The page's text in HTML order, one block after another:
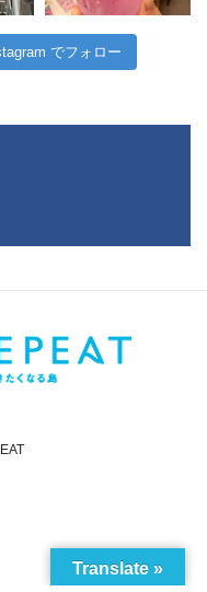
でフォロー
Translate »